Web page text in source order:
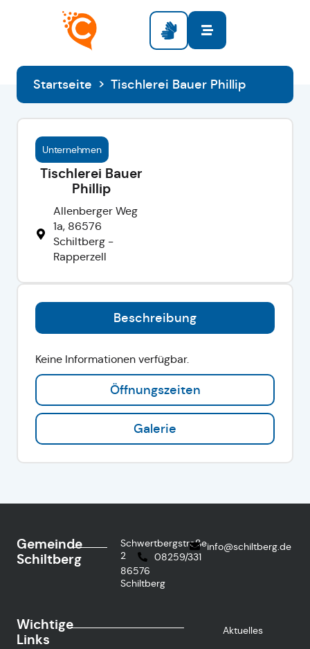
Startseite > Tischlerei Bauer Phillip
Unternehmen
Tischlerei Bauer
Phillip
Allenberger Weg
1a, 86576
Schiltberg -
Rapperzell
Beschreibung
Öffnungszeiten
Galerie
Keine Informationen verfügbar.
Gemeinde
Schiltberg
Schwertbergstraße
2
86576
Schiltberg
08259/331
info@schiltberg.de
Wichtige
Links
Aktuelles